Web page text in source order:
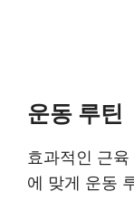
운동 루틴
효과적인 근
에 맞게 운동